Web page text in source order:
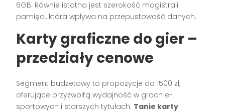
6GB. Równie istotna jest szerokość magistrali
pamięci, która wpływa na przepustowość danych.
Karty graficzne do gier –
przedziały cenowe
Segment budżetowy to propozycje do 1500 zł,
oferujące przyzwoitą wydajność w grach e-
sportowych i starszych tytułach. Tanie karty